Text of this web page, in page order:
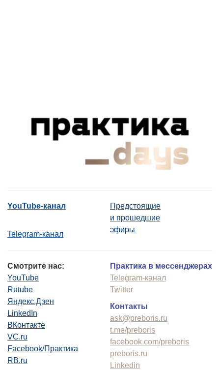
YouTube-канал
Telegram-канал
Предстоящие
и прошедшие
эфиры
Смотрите нас:
YouTube
Rutube
Яндекс.Дзен
LinkedIn
ВКонтакте
VC.ru
Facebook/Практика
RB.ru
Практика в мессенджерах
Telegram-канал
Twitter
Контакты
ask@preboris.ru
t.me/preboris
facebook.com/preboris
preboris.ru
Linkedin